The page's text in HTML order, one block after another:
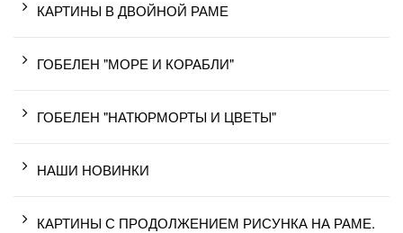
КАРТИНЫ В ДВОЙНОЙ РАМЕ
ГОБЕЛЕН "МОРЕ И КОРАБЛИ"
ГОБЕЛЕН "НАТЮРМОРТЫ И ЦВЕТЫ"
НАШИ НОВИНКИ
КАРТИНЫ С ПРОДОЛЖЕНИЕМ РИСУНКА НА РАМЕ.